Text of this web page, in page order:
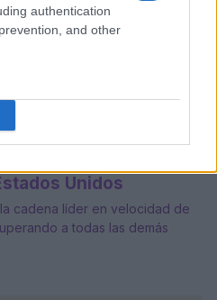
authentication
and other
Unidos
cadena líder en velocidad de
a todas las demás